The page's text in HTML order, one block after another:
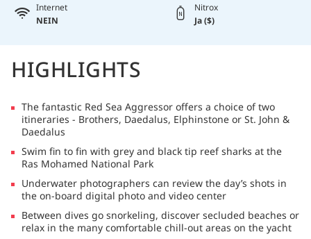
Internet
NEIN
Nitrox
Ja ($)
HIGHLIGHTS
The fantastic Red Sea Aggressor offers a choice of two
itineraries - Brothers, Daedalus, Elphinstone or St. John &
Daedalus
Swim fin to fin with grey and black tip reef sharks at the
Ras Mohamed National Park
Underwater photographers can review the day’s shots in
the on-board digital photo and video center
Between dives go snorkeling, discover secluded beaches or
relax in the many comfortable chill-out areas on the yacht